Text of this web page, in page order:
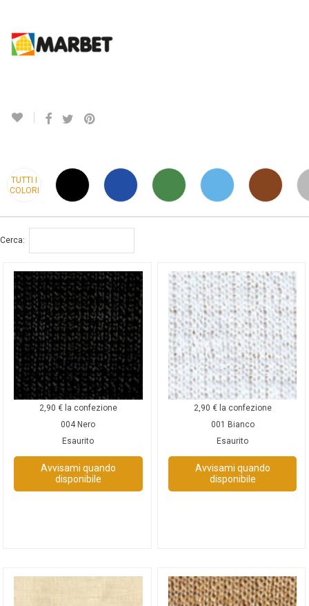
TUTTI I
COLORI
Cerca:
2,90 € la confezione
004 Nero
Esaurito
Avvisami quando
disponibile
2,90 € la confezione
001 Bianco
Esaurito
Avvisami quando
disponibile